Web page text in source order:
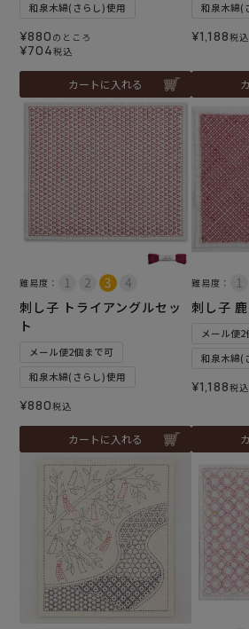
和泉木綿(さらし)使用
¥880 のところ
¥704税込
カートに入れる
和泉木綿(
¥1,188税込
難易度：
刺し子 トライアングルセッ
ト
メール便2個まで可
和泉木綿(さらし)使用
¥880税込
カートに入れる
難易度：
刺し子
メール便
和泉木綿(
¥1,188税込